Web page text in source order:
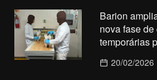
Barion
nova fase
temporárias
20/02/2026